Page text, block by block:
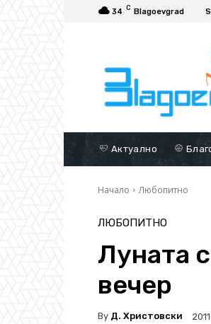
34 C Blagoevgrad
Актуално
Начало Любопитно
ЛЮБОПИТНО
Луната
вечер
By Д. Христовски